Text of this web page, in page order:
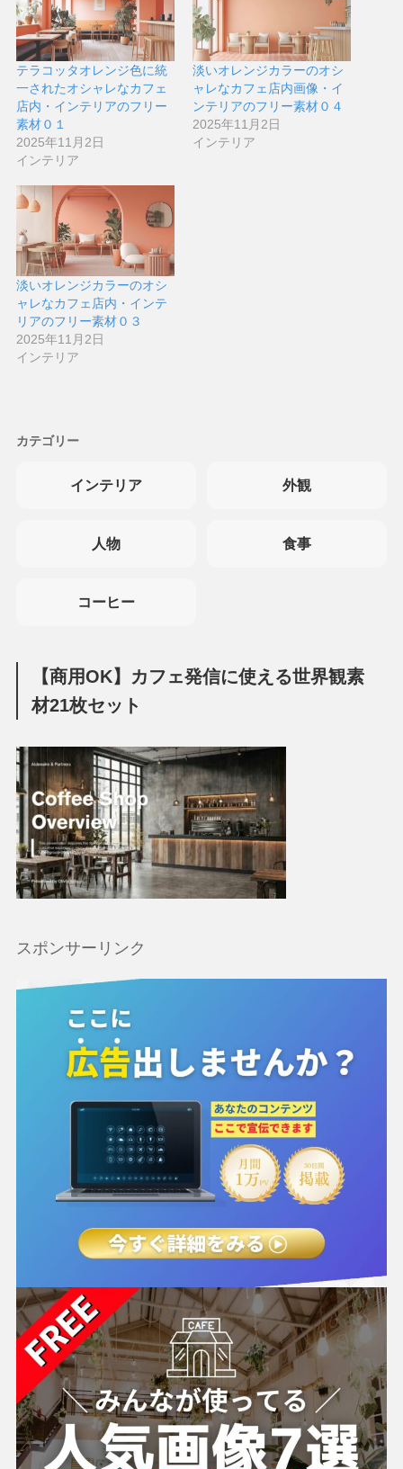
テラコッタオレンジ色に統
一されたオシャレなカフェ
店内・インテリアのフリー
素材０１
2025年11月2日
インテリア
淡いオレンジカラーのオシ
ャレなカフェ店内画像・イ
ンテリアのフリー素材０４
2025年11月2日
インテリア
淡いオレンジカラーのオシ
ャレなカフェ店内・インテ
リアのフリー素材０３
2025年11月2日
インテリア
カテゴリー
インテリア 外観
人物 食事
コーヒー
【商用OK】カフェ発信に使える世界観素
材21枚セット
スポンサーリンク